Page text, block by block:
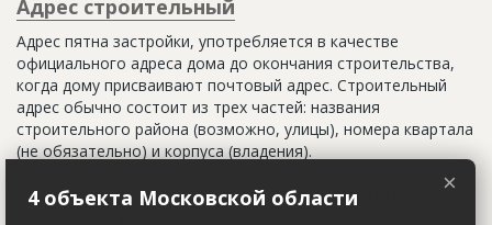
Адрес строительный
Адрес пятна застройки, употребляется в качестве
официального адреса дома до окончания строительства,
когда дому присваивают почтовый адрес. Строительный
адрес обычно состоит из трех частей: названия
строительного района (возможно, улицы), номера квартала
(не обязательно) и корпуса (владения).
Настоящим строительным адресом можно считать адрес,
×
4 объекта Московской области